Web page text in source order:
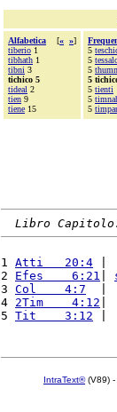
Alfabetica [« »]
tiberio 1
tibhath 1
tibni 3
tichico 5
tideal 2
tien 9
tiene 15
5
5
5
5
5 tienti
5
5
Libro
1 Atti   20:4 |
2 Efes    6:21
3 Col    4:7
4 2Tim    4:12 |
5 Tit    3:12 |
IntraText®(V89) -